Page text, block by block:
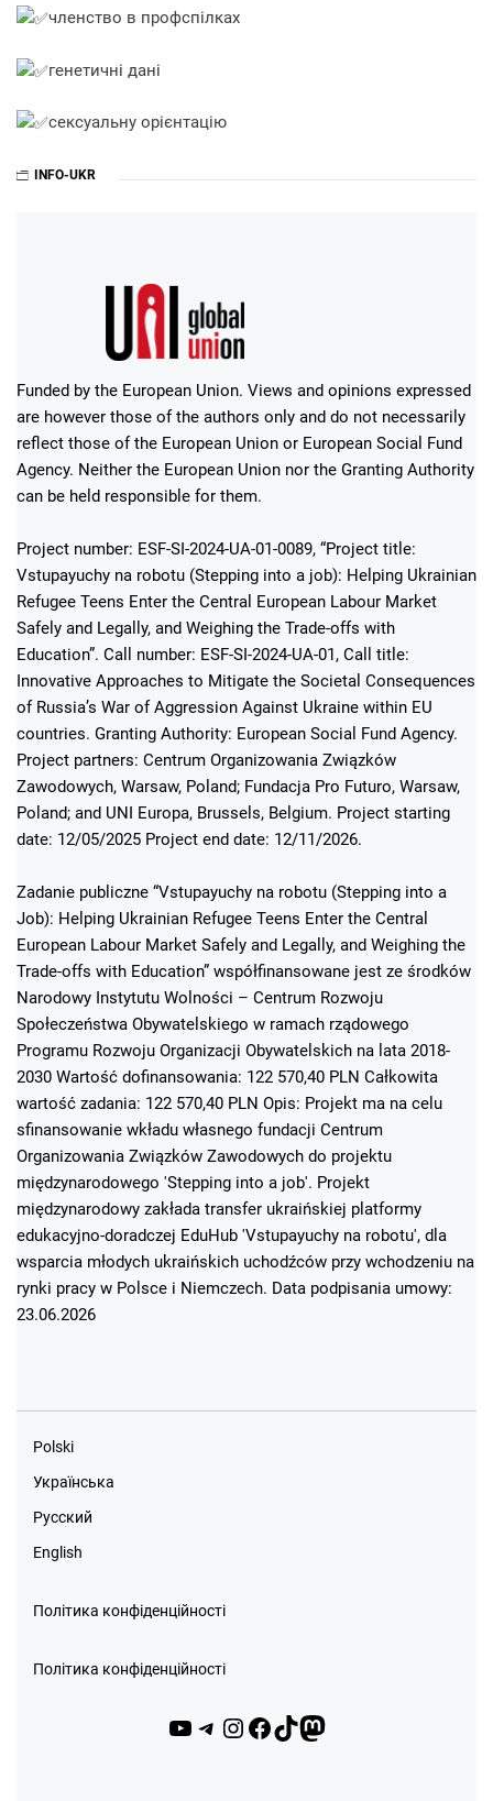
членство в профспілках
генетичні дані
сексуальну орієнтацію
INFO-UKR
Funded by the European Union. Views and opinions expressed
are however those of the authors only and do not necessarily
reflect those of the European Union or European Social Fund
Agency. Neither the European Union nor the Granting Authority
can be held responsible for them.
Project number: ESF-SI-2024-UA-01-0089, “Project title:
Vstupayuchy na robotu (Stepping into a job): Helping Ukrainian
Refugee Teens Enter the Central European Labour Market
Safely and Legally, and Weighing the Trade-offs with
Education”. Call number: ESF-SI-2024-UA-01, Call title:
Innovative Approaches to Mitigate the Societal Consequences
of Russia’s War of Aggression Against Ukraine within EU
countries. Granting Authority: European Social Fund Agency.
Project partners: Centrum Organizowania Związków
Zawodowych, Warsaw, Poland; Fundacja Pro Futuro, Warsaw,
Poland; and UNI Europa, Brussels, Belgium. Project starting
date: 12/05/2025 Project end date: 12/11/2026.
Zadanie publiczne “Vstupayuchy na robotu (Stepping into a
Job): Helping Ukrainian Refugee Teens Enter the Central
European Labour Market Safely and Legally, and Weighing the
Trade-offs with Education” współfinansowane jest ze środków
Narodowy Instytutu Wolności – Centrum Rozwoju
Społeczeństwa Obywatelskiego w ramach rządowego
Programu Rozwoju Organizacji Obywatelskich na lata 2018-
2030 Wartość dofinansowania: 122 570,40 PLN Całkowita
wartość zadania: 122 570,40 PLN Opis: Projekt ma na celu
sfinansowanie wkładu własnego fundacji Centrum
Organizowania Związków Zawodowych do projektu
międzynarodowego 'Stepping into a job'. Projekt
międzynarodowy zakłada transfer ukraińskiej platformy
edukacyjno-doradczej EduHub 'Vstupayuchy na robotu', dla
wsparcia młodych ukraińskich uchodźców przy wchodzeniu na
rynki pracy w Polsce i Niemczech. Data podpisania umowy:
23.06.2026
Polski
Українська
Русский
English
Політика конфіденційності
Політика конфіденційності
YouTube
Telegram
Instagram
Facebook
TikTok
Mastodon